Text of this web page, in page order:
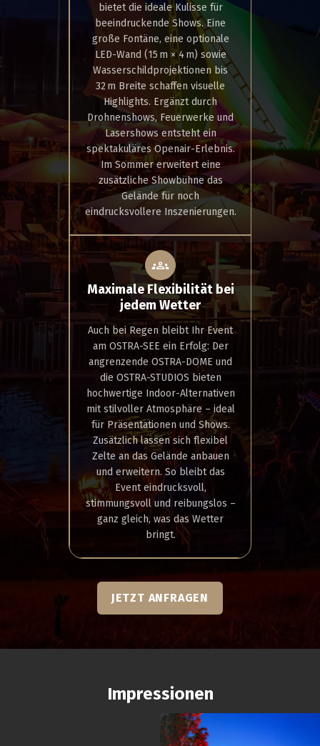
bietet die ideale Kulisse für
beeindruckende Shows. Eine
große Fontäne, eine optionale
LED-Wand (15 m × 4 m) sowie
Wasserschildprojektionen bis
32 m Breite schaffen visuelle
Highlights. Ergänzt durch
Drohnenshows, Feuerwerke und
Lasershows entsteht ein
spektakuläres Openair-Erlebnis.
Im Sommer erweitert eine
zusätzliche Showbühne das
Gelände für noch
eindrucksvollere Inszenierungen.
Maximale Flexibilität bei
jedem Wetter
Auch bei Regen bleibt Ihr Event
am OSTRA-SEE ein Erfolg: Der
angrenzende OSTRA-DOME und
die OSTRA-STUDIOS bieten
hochwertige Indoor-Alternativen
mit stilvoller Atmosphäre – ideal
für Präsentationen und Shows.
Zusätzlich lassen sich flexibel
Zelte an das Gelände anbauen
und erweitern. So bleibt das
Event eindrucksvoll,
stimmungsvoll und reibungslos –
ganz gleich, was das Wetter
bringt.
JETZT ANFRAGEN
Impressionen